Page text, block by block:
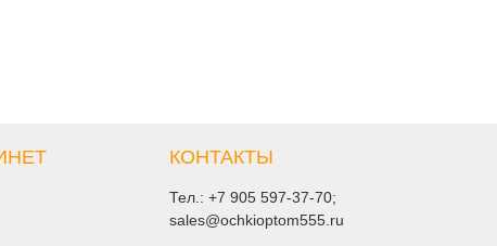
КОНТАКТЫ
Тел.: +7 905 597-37-70;
sales@ochkioptom555.ru